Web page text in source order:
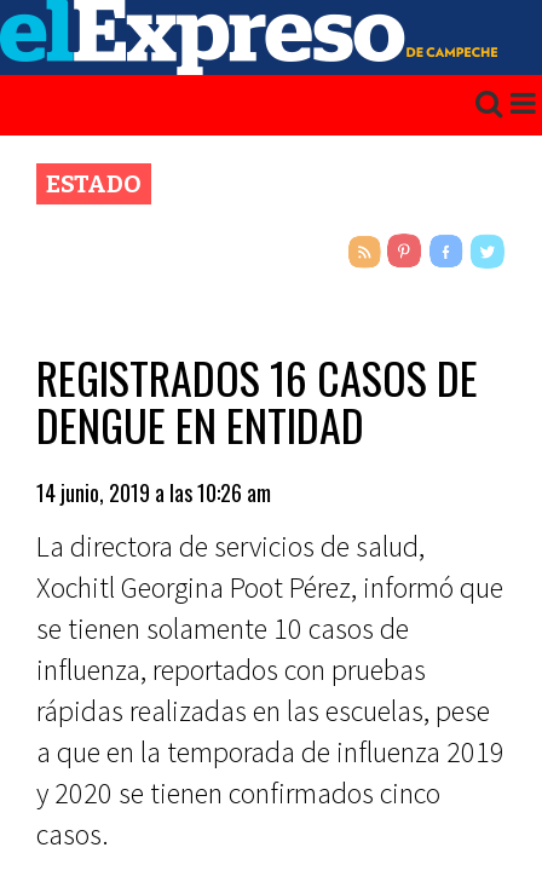
ESTADO
REGISTRADOS 16 CASOS DE
DENGUE EN ENTIDAD
14 junio, 2019 a las 10:26 am
La directora de servicios de salud,
Xochitl Georgina Poot Pérez, informó que
se tienen solamente 10 casos de
influenza, reportados con pruebas
rápidas realizadas en las escuelas, pese
a que en la temporada de influenza 2019
y 2020 se tienen confirmados cinco
casos.